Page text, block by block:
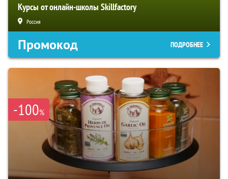
Курсы от онлайн-школы Skillfactory
Россия
Промокод ПОДРОБНЕЕ
-100%